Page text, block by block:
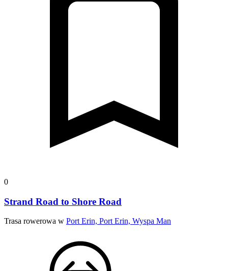
0
Strand Road to Shore Road
Trasa rowerowa w Port Erin, Port Erin, Wyspa Man